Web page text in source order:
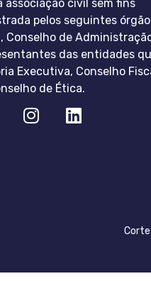
associação civil sem fins
pelos seguintes
Conselho de
das entidades
Executiva, Conselho
de Ética.